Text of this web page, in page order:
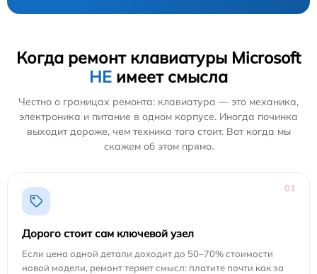
Когда ремонт клавиатуры Microsoft
НЕ имеет смысла
Честно о границах ремонта: клавиатура — это механика,
электроника и питание в одном корпусе. Иногда починка
выходит дороже, чем техника того стоит. Вот когда мы
скажем об этом прямо.
01
Дорого стоит сам ключевой узел
Если цена одной детали доходит до 50–70% стоимости
новой модели, ремонт теряет смысл: платите почти как за